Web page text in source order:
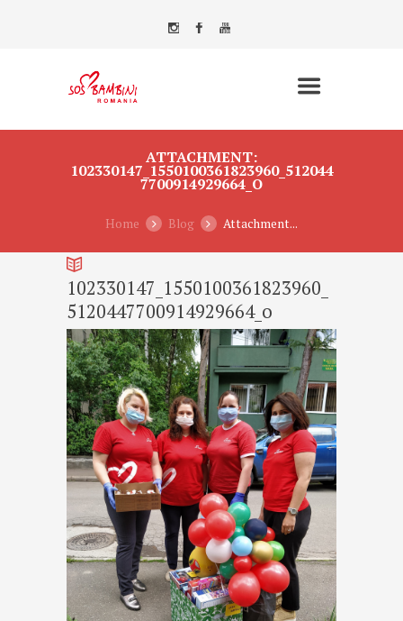
ATTACHMENT:
102330147_1550100361823960_512044
7700914929664_O
Home Blog Attachment...
102330147_1550100361823960_
5120447700914929664_o